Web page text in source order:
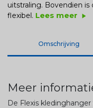
uitstraling. Bovendien is
flexibel. Lees meer play_arrow
Omschrijving
Meer
De Flexis